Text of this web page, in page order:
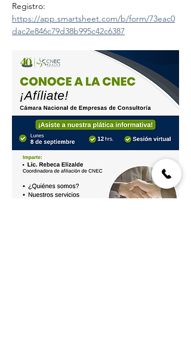
Registro:
https://app.smartsheet.com/b/form/73eac0
dac2e846c79d38b995c42c6387